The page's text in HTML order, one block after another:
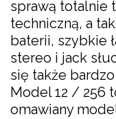
sprawą totalnie
techniczną, a
baterii, szybkie
stereo i jack
się także
Model 12 / 256
omawiany